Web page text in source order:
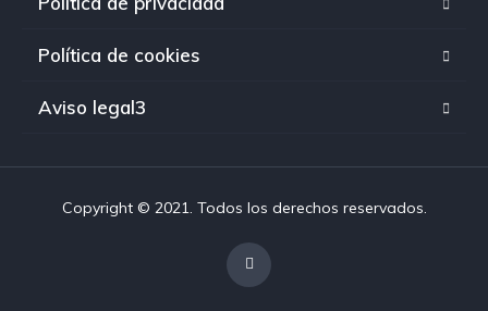
Política de cookies
Aviso legal3
Copyright © 2021. Todos los derechos reservados.